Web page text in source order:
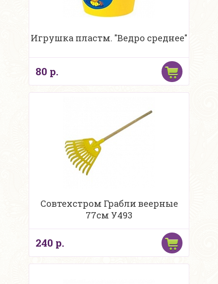
Игрушка пластм. "Ведро среднее"
80 р.
Совтехстром Грабли веерные
77см У493
240 р.